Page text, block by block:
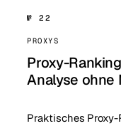
№ 22
PROXYS
Proxy-
Analyse ohne
Praktisches